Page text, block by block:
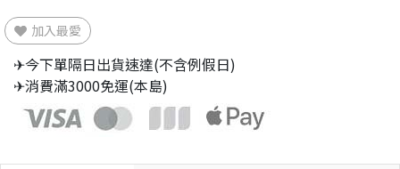
加入最愛
✈今下單隔日出貨速達(不含例假日)
✈消費滿3000免運(本島)